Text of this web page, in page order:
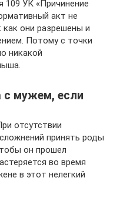
109 УК «Причинение
акт не
они разрешены и
Потому с точки
никакой
мужем, если
отсутствии
принять роды
он прошел
во время
в этот нелегкий